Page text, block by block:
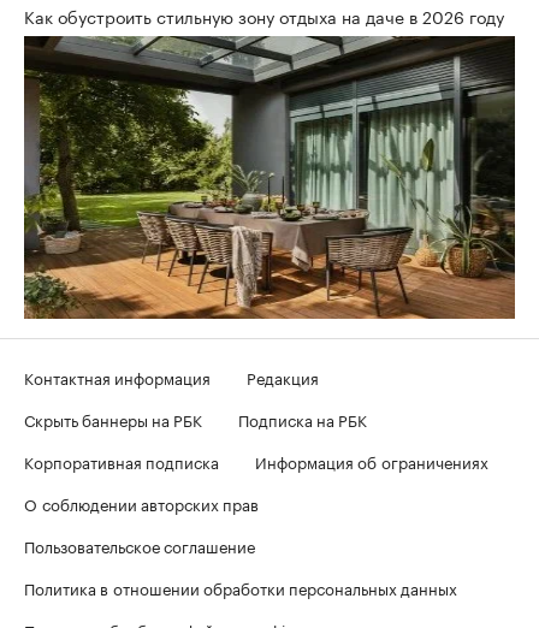
Как обустроить стильную зону отдыха на даче в 2026 году
Контактная информация
Редакция
Скрыть баннеры на РБК
Подписка на РБК
Корпоративная подписка
Информация об ограничениях
О соблюдении авторских прав
Пользовательское соглашение
Политика в отношении обработки персональных данных